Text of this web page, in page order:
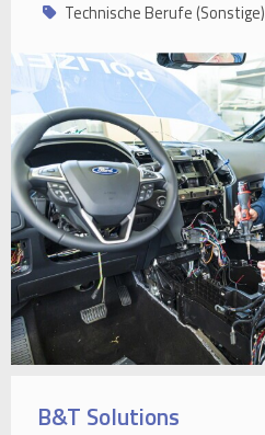
Technische Berufe (Sonstige)
B&T Solutions